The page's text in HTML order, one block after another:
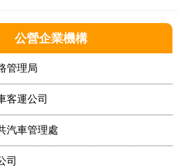
公營企業機構
管理局
客運公司
汽車管理處
司